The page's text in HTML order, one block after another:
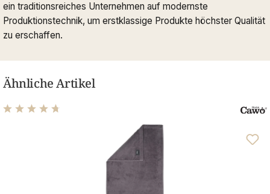
ein traditionsreiches Unternehmen auf modernste
Produktionstechnik, um erstklassige Produkte höchster Qualität
zu erschaffen.
Ähnliche Artikel
Durchschnittliche Bewertung von 4.76 von 5 Sternen